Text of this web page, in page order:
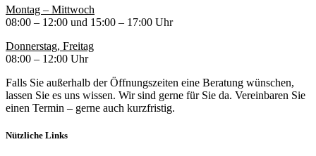
Montag – Mittwoch
08:00 – 12:00 und 15:00 – 17:00 Uhr
Donnerstag, Freitag
08:00 – 12:00 Uhr
Falls Sie außerhalb der Öffnungszeiten eine Beratung wünschen,
lassen Sie es uns wissen. Wir sind gerne für Sie da. Vereinbaren Sie
einen Termin – gerne auch kurzfristig.
Nützliche Links